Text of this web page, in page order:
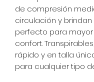
de compresión
circulación y brindan
perfecto para
confort.
rápido y en talla
para cualquier tipo